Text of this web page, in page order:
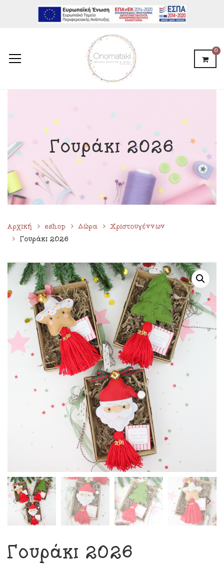
0
Γουράκι 2026
Αρχική eshop Δώρα
Χριστουγέννων
Γουράκι 2026
Γουράκι 2026